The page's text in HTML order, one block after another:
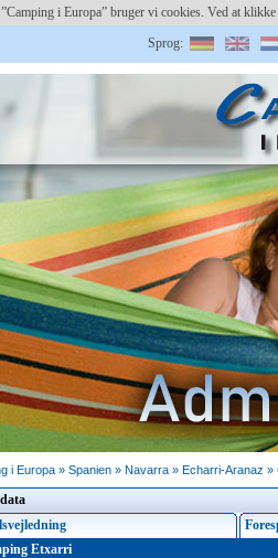
i Europa” bruger vi cookies. Ved at
Sprog:
Registrer plads
i Europa » Spanien » Navarra » Echarri-Aranaz »
Etxarri